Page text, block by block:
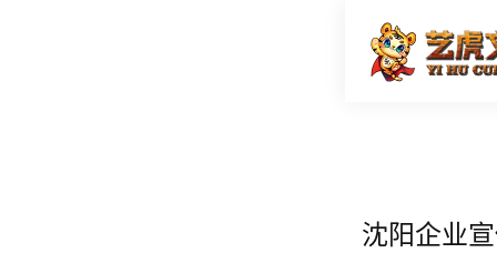
沈阳企
沈阳企业